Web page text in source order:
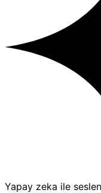
Yapay zeka ile